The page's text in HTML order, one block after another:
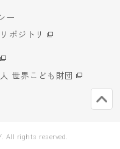
ー
ポジトリ
世界こども財団
All rights reserved.